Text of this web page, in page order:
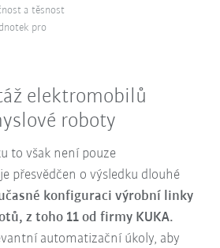
a těsnost
pro
elektromobilů
roboty
to však není pouze
přesvědčen o výsledku dlouhé
konfiguraci výrobní linky
z toho 11 od firmy KUKA.
automatizační úkoly, aby